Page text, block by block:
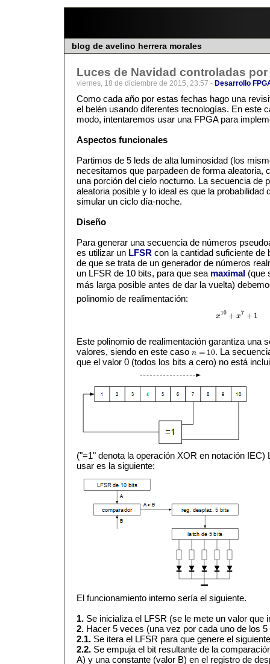
blog de avelino herrera morales
Luces de Navidad controladas por
viernes, 18 de diciembre de 2015, 23:57 - Desarrollo
Como cada año por estas fechas hago una
el belén usando diferentes tecnologías. En este
modo, intentaremos usar una FPGA para
Aspectos funcionales
Partimos de 5 leds de alta luminosidad (los
necesitamos que parpadeen de forma aleatoria,
una porción del cielo nocturno. La secuencia de
aleatoria posible y lo ideal es que la probabilidad
simular un ciclo día-noche.
Diseño
Para generar una secuencia de números
es utilizar un LFSR con la cantidad suficiente de
de que se trata de un generador de números
un LFSR de 10 bits, para que sea maximal (que
más larga posible antes de dar la vuelta)
polinomio de realimentación:
x10 + x7 + 1
x 10+x7 +1
Este polinomio de realimentación garantiza una
valores, siendo en este caso n = 10
n= 10
. La
que el valor 0 (todos los bits a cero) no está
("=1" denota la operación XOR en notación IEC)
usar es la siguiente:
El funcionamiento interno sería el siguiente.
1. Se inicializa el LFSR (se le mete un valor que
2. Hacer 5 veces (una vez por cada uno de los 5
2.1. Se itera el LFSR para que genere el
2.2. Se empuja el bit resultante de la
A) y una constante (valor B) en el registro de